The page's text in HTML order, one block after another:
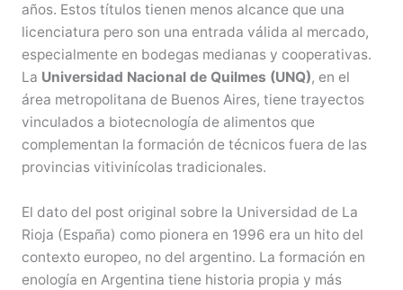
años. Estos títulos tienen menos alcance que una
licenciatura pero son una entrada válida al mercado,
especialmente en bodegas medianas y cooperativas.
La Universidad Nacional de Quilmes (UNQ), en el
área metropolitana de Buenos Aires, tiene trayectos
vinculados a biotecnología de alimentos que
complementan la formación de técnicos fuera de las
provincias vitivinícolas tradicionales.
El dato del post original sobre la Universidad de La
Rioja (España) como pionera en 1996 era un hito del
contexto europeo, no del argentino. La formación en
enología en Argentina tiene historia propia y más